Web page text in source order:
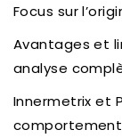
Focus sur
Avantages et
analyse
Innermetrix et